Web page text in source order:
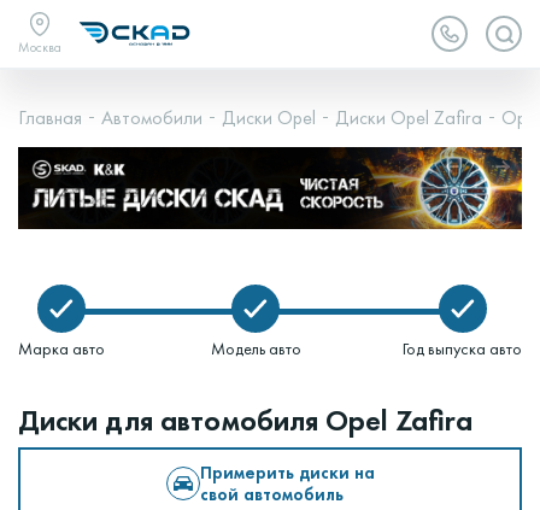
Москва
Главная Автомобили Диски Opel Диски Opel Zafira
Марка авто Модель авто Год выпуска авто
Диски для автомобиля Opel Zafira
Примерить диски на
свой автомобиль